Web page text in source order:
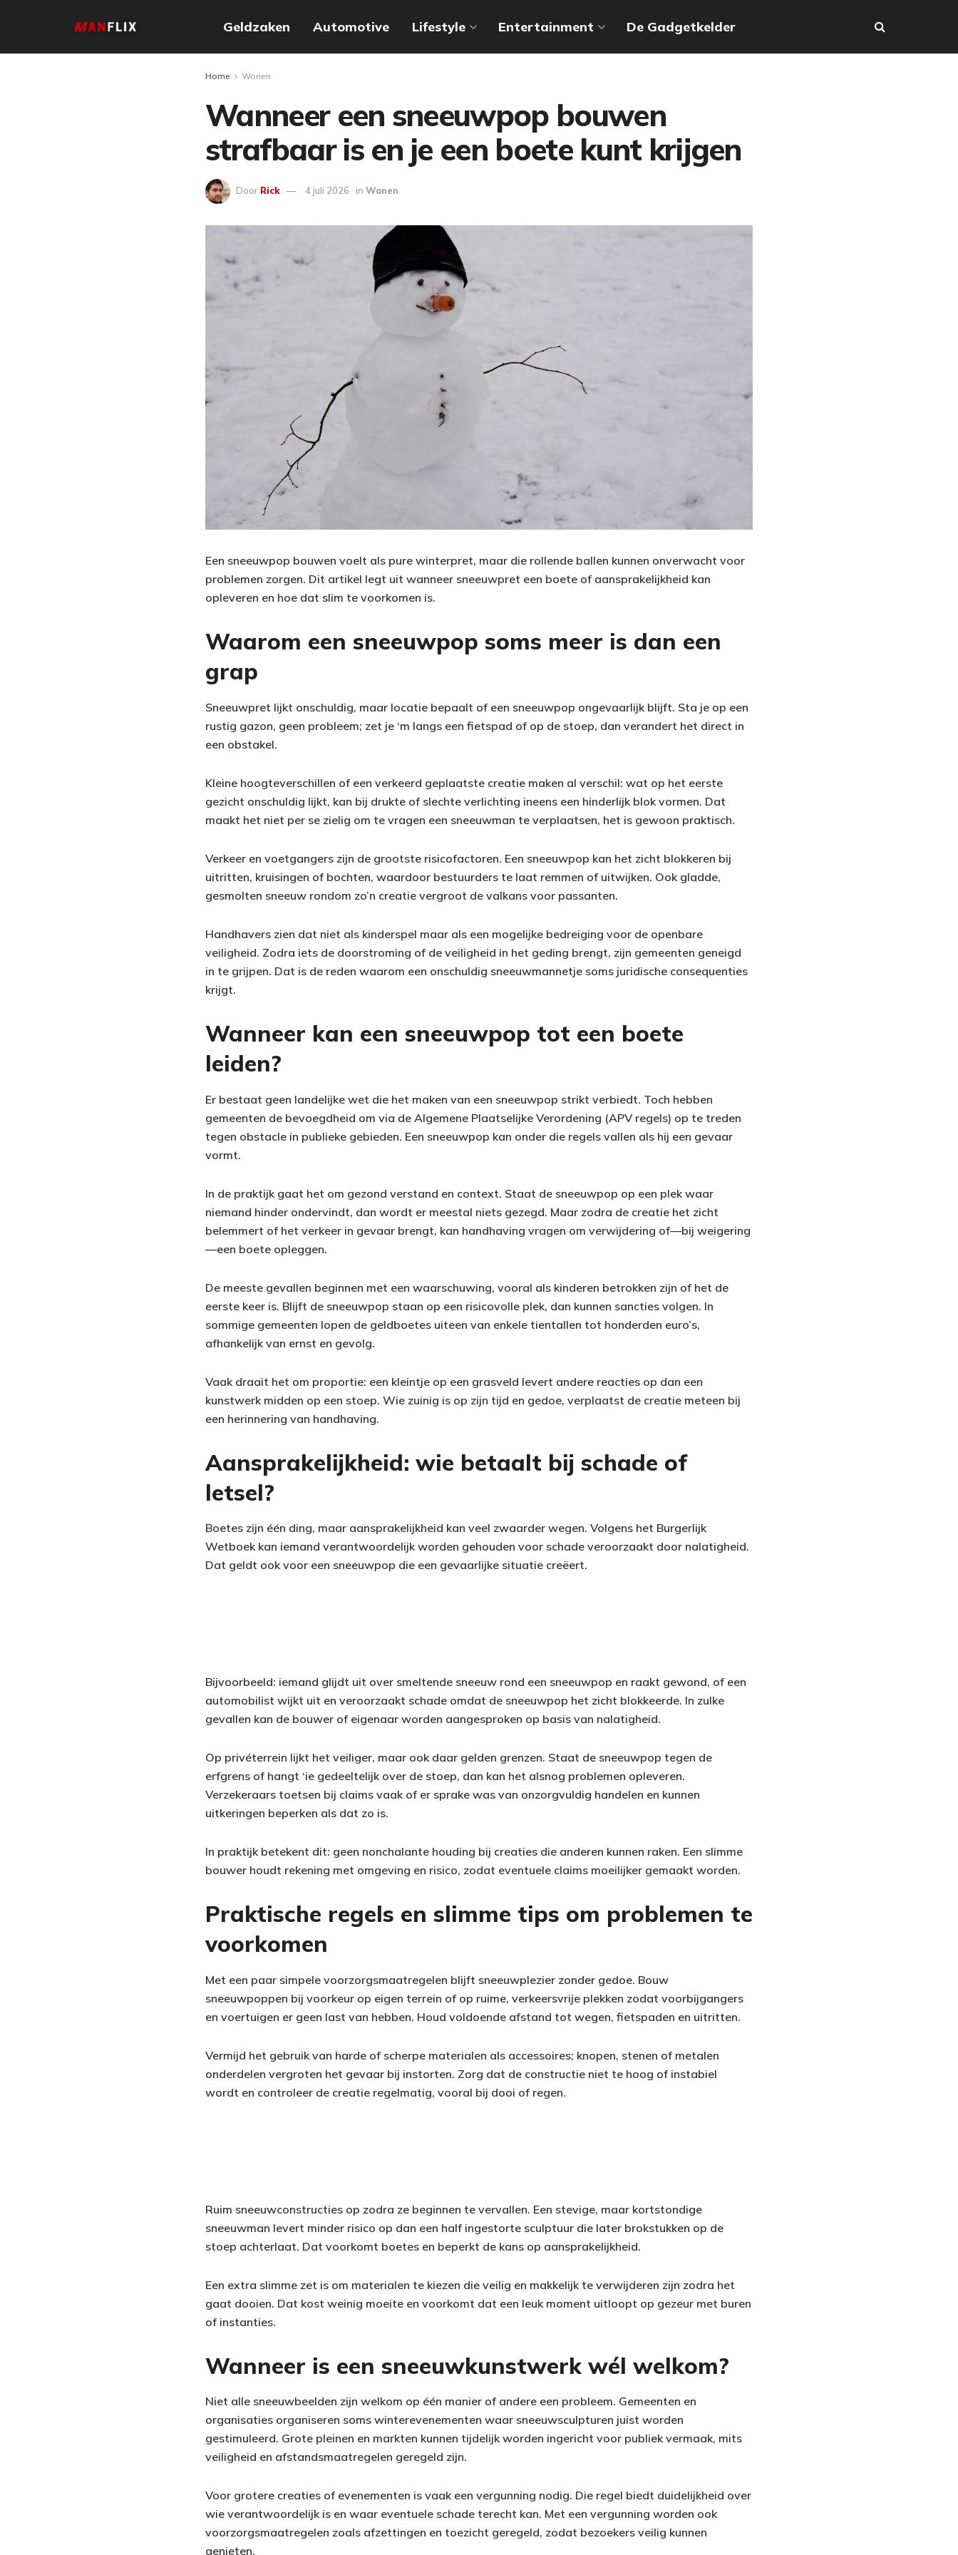
Geldzaken Automotive Lifestyle Entertainment De Gadgetkelder
Home Wonen
Wanneer een sneeuwpop bouwen
strafbaar is en je een boete kunt krijgen
Door Rick 4 juli 2026 in Wonen
Een sneeuwpop bouwen voelt als pure winterpret, maar die rollende ballen kunnen onverwacht voor
problemen zorgen. Dit artikel legt uit wanneer sneeuwpret een boete of aansprakelijkheid kan
opleveren en hoe dat slim te voorkomen is.
Waarom een sneeuwpop soms meer is dan een
grap
Sneeuwpret lijkt onschuldig, maar locatie bepaalt of een sneeuwpop ongevaarlijk blijft. Sta je op een
rustig gazon, geen probleem; zet je ‘m langs een fietspad of op de stoep, dan verandert het direct in
een obstakel.
Kleine hoogteverschillen of een verkeerd geplaatste creatie maken al verschil: wat op het eerste
gezicht onschuldig lijkt, kan bij drukte of slechte verlichting ineens een hinderlijk blok vormen. Dat
maakt het niet per se zielig om te vragen een sneeuwman te verplaatsen, het is gewoon praktisch.
Verkeer en voetgangers zijn de grootste risicofactoren. Een sneeuwpop kan het zicht blokkeren bij
uitritten, kruisingen of bochten, waardoor bestuurders te laat remmen of uitwijken. Ook gladde,
gesmolten sneeuw rondom zo’n creatie vergroot de valkans voor passanten.
Handhavers zien dat niet als kinderspel maar als een mogelijke bedreiging voor de openbare
veiligheid. Zodra iets de doorstroming of de veiligheid in het geding brengt, zijn gemeenten geneigd
in te grijpen. Dat is de reden waarom een onschuldig sneeuwmannetje soms juridische consequenties
krijgt.
Wanneer kan een sneeuwpop tot een boete
leiden?
Er bestaat geen landelijke wet die het maken van een sneeuwpop strikt verbiedt. Toch hebben
gemeenten de bevoegdheid om via de Algemene Plaatselijke Verordening (APV regels) op te treden
tegen obstacle in publieke gebieden. Een sneeuwpop kan onder die regels vallen als hij een gevaar
vormt.
In de praktijk gaat het om gezond verstand en context. Staat de sneeuwpop op een plek waar
niemand hinder ondervindt, dan wordt er meestal niets gezegd. Maar zodra de creatie het zicht
belemmert of het verkeer in gevaar brengt, kan handhaving vragen om verwijdering of—bij weigering
—een boete opleggen.
De meeste gevallen beginnen met een waarschuwing, vooral als kinderen betrokken zijn of het de
eerste keer is. Blijft de sneeuwpop staan op een risicovolle plek, dan kunnen sancties volgen. In
sommige gemeenten lopen de geldboetes uiteen van enkele tientallen tot honderden euro’s,
afhankelijk van ernst en gevolg.
Vaak draait het om proportie: een kleintje op een grasveld levert andere reacties op dan een
kunstwerk midden op een stoep. Wie zuinig is op zijn tijd en gedoe, verplaatst de creatie meteen bij
een herinnering van handhaving.
Aansprakelijkheid: wie betaalt bij schade of
letsel?
Boetes zijn één ding, maar aansprakelijkheid kan veel zwaarder wegen. Volgens het Burgerlijk
Wetboek kan iemand verantwoordelijk worden gehouden voor schade veroorzaakt door nalatigheid.
Dat geldt ook voor een sneeuwpop die een gevaarlijke situatie creëert.
Bijvoorbeeld: iemand glijdt uit over smeltende sneeuw rond een sneeuwpop en raakt gewond, of een
automobilist wijkt uit en veroorzaakt schade omdat de sneeuwpop het zicht blokkeerde. In zulke
gevallen kan de bouwer of eigenaar worden aangesproken op basis van nalatigheid.
Op privéterrein lijkt het veiliger, maar ook daar gelden grenzen. Staat de sneeuwpop tegen de
erfgrens of hangt ‘ie gedeeltelijk over de stoep, dan kan het alsnog problemen opleveren.
Verzekeraars toetsen bij claims vaak of er sprake was van onzorgvuldig handelen en kunnen
uitkeringen beperken als dat zo is.
In praktijk betekent dit: geen nonchalante houding bij creaties die anderen kunnen raken. Een slimme
bouwer houdt rekening met omgeving en risico, zodat eventuele claims moeilijker gemaakt worden.
Praktische regels en slimme tips om problemen te
voorkomen
Met een paar simpele voorzorgsmaatregelen blijft sneeuwplezier zonder gedoe. Bouw
sneeuwpoppen bij voorkeur op eigen terrein of op ruime, verkeersvrije plekken zodat voorbijgangers
en voertuigen er geen last van hebben. Houd voldoende afstand tot wegen, fietspaden en uitritten.
Vermijd het gebruik van harde of scherpe materialen als accessoires; knopen, stenen of metalen
onderdelen vergroten het gevaar bij instorten. Zorg dat de constructie niet te hoog of instabiel
wordt en controleer de creatie regelmatig, vooral bij dooi of regen.
Ruim sneeuwconstructies op zodra ze beginnen te vervallen. Een stevige, maar kortstondige
sneeuwman levert minder risico op dan een half ingestorte sculptuur die later brokstukken op de
stoep achterlaat. Dat voorkomt boetes en beperkt de kans op aansprakelijkheid.
Een extra slimme zet is om materialen te kiezen die veilig en makkelijk te verwijderen zijn zodra het
gaat dooien. Dat kost weinig moeite en voorkomt dat een leuk moment uitloopt op gezeur met buren
of instanties.
Wanneer is een sneeuwkunstwerk wél welkom?
Niet alle sneeuwbeelden zijn welkom op één manier of andere een probleem. Gemeenten en
organisaties organiseren soms winterevenementen waar sneeuwsculpturen juist worden
gestimuleerd. Grote pleinen en markten kunnen tijdelijk worden ingericht voor publiek vermaak, mits
veiligheid en afstandsmaatregelen geregeld zijn.
Voor grotere creaties of evenementen is vaak een vergunning nodig. Die regel biedt duidelijkheid over
wie verantwoordelijk is en waar eventuele schade terecht kan. Met een vergunning worden ook
voorzorgsmaatregelen zoals afzettingen en toezicht geregeld, zodat bezoekers veilig kunnen
genieten.